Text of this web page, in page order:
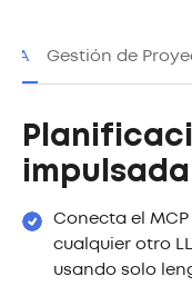
IA Gestión de
Conecta el
cualquier otro
usando solo